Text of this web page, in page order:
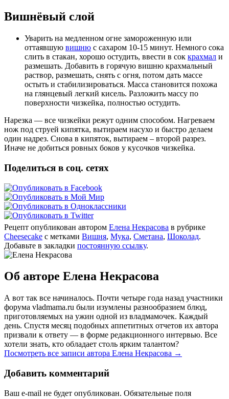
Вишнёвый слой
Уварить на медленном огне замороженную или
оттаявшую вишню с сахаром 10-15 минут. Немного сока
слить в стакан, хорошо остудить, ввести в сок крахмал и
размешать. Добавить в горячую вишню крахмальный
раствор, размешать, снять с огня, потом дать массе
остыть и стабилизироваться. Масса становится похожа
на глянцевый легкий кисель. Разложить массу по
поверхности чизкейка, полностью остудить.
Нарезка — все чизкейки режут одним способом. Нагреваем
нож под струей кипятка, вытираем насухо и быстро делаем
один надрез. Снова в кипяток, вытираем – второй разрез.
Иначе не добиться ровных боков у кусочков чизкейка.
Поделиться в соц. сетях
Рецепт опубликован автором Елена Некрасова в рубрике
Cheesecake с метками Вишня, Мука, Сметана, Шоколад.
Добавьте в закладки постоянную ссылку.
Об авторе Елена Некрасова
А вот так все начиналось. Почти четыре года назад участники
форума vladmama.ru были изумлены разнообразием блюд,
приготовляемых на ужин одной из владмамочек. Каждый
день. Спустя месяц подобных аппетитных отчетов их автора
призвали к ответу — в форме редакционного интервью. Все
хотели знать, кто обладает столь ярким талантом?
Посмотреть все записи автора Елена Некрасова →
Добавить комментарий
Ваш e-mail не будет опубликован. Обязательные поля